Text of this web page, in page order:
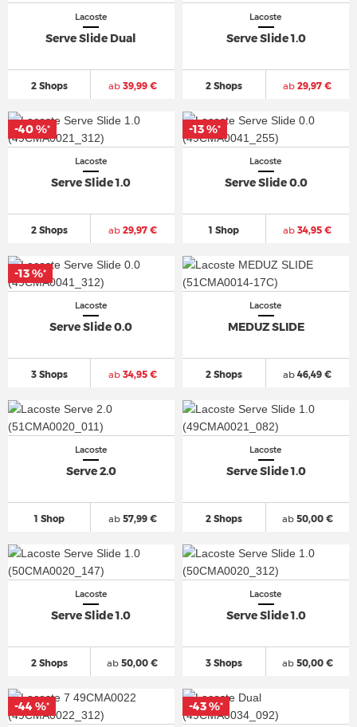
Lacoste
Serve Slide Dual
2 Shops ab39,99 €
Lacoste
Serve Slide 1.0
2 Shops ab 29,97 €
Lacoste
Serve Slide 1.0
2 Shops ab29,97 €
-40 %*
Lacoste
Serve Slide 0.0
1 Shop ab 34,95 €
-13 %*
Lacoste
Serve Slide 0.0
3 Shops ab34,95 €
-13 %*
Lacoste
MEDUZ SLIDE
2 Shops ab 46,49 €
Lacoste
Serve 2.0
1 Shop ab57,99 €
Lacoste
Serve Slide 1.0
2 Shops ab50,00 €
Lacoste
Serve Slide 1.0
2 Shops ab 50,00 €
Lacoste
Serve Slide 1.0
3 Shops ab50,00 €
-44 %* -43 %*